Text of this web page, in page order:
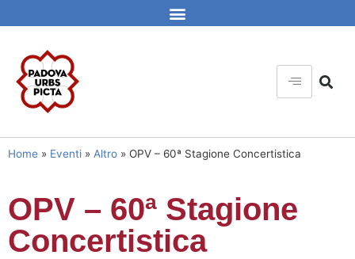
Home » Eventi » Altro » OPV – 60ª Stagione Concertistica
OPV – 60ª Stagione
Concertistica